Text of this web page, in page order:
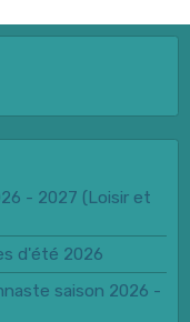
- 2027 (Loisir et
d'été 2026
saison 2026 -